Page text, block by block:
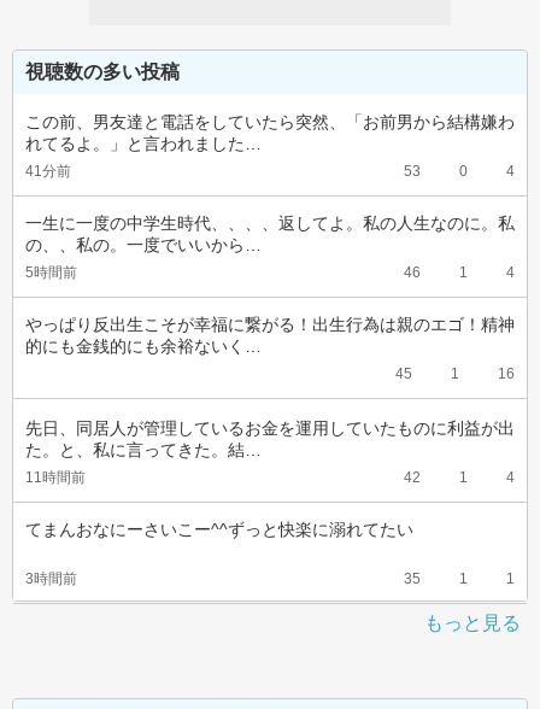
視聴数の多い投稿
この前、男友達と電話をしていたら突然、「お前男から結構嫌わ
れてるよ。」と言われました…
41分前 53 0 4
一生に一度の中学生時代、、、、返してよ。私の人生なのに。私
の、、私の。一度でいいから…
5時間前 46 1 4
やっぱり反出生こそが幸福に繋がる！出生行為は親のエゴ！精神
的にも金銭的にも余裕ないく…
45 1 16
先日、同居人が管理しているお金を運用していたものに利益が出
た。と、私に言ってきた。結…
11時間前 42 1 4
てまんおなにーさいこー^^ずっと快楽に溺れてたい
3時間前 35 1 1
もっと見る